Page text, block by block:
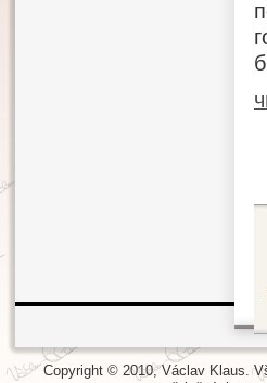
Copyright © 2010, Václav Klaus.